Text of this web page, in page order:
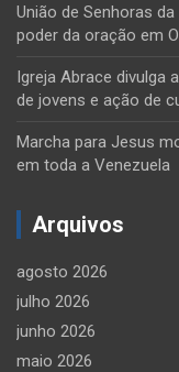
União de Senhoras
poder da oração em
Igreja Abrace divulga
de jovens e ação de
Marcha para Jesus
em toda a Venezuela
Arquivos
agosto 2026
julho 2026
junho 2026
maio 2026